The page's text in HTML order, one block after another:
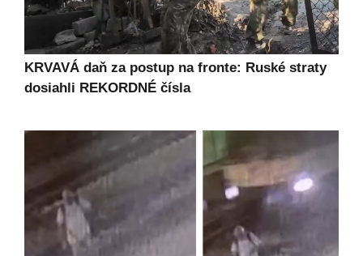
KRVAVÁ daň za postup na fronte: Ruské straty
dosiahli REKORDNÉ čísla